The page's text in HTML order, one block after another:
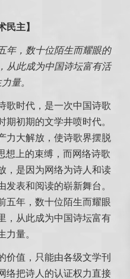
民主】
年，数十位陌生而耀眼的
从此成为中国诗坛富有活
量。
歌时代，是一次中国诗歌
初期的文学井喷时代。
力大解放，使诗歌界摆脱
想上的束缚，而网络诗歌
，是因为网络为诗人和读
表和阅读的崭新舞台。
五年，数十位陌生而耀眼
，从此成为中国诗坛富有
力量。
价值，只能由各级文学刊
络把诗人的认证权力直接